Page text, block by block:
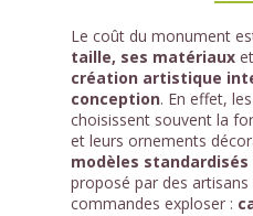
Le coût du monument
taille, ses matériaux
création artistique
conception. En effet,
choisissent souvent la
et leurs ornements
modèles
proposé par des
commandes exploser :